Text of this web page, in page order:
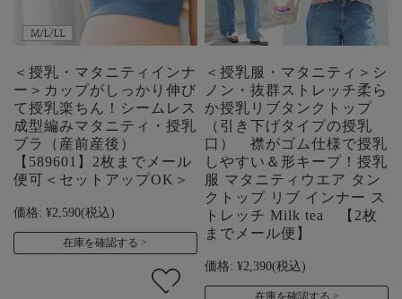
＜授乳・マタニティインナ
ー＞カップがしっかり伸び
て授乳楽ちん！シームレス
成型編みマタニティ・授乳
ブラ（産前産後）
【589601】2枚までメール
便可＜セットアップOK＞
価格: ¥2,590(税込)
在庫を確認する
＜授乳服・マタニティ＞シ
ノン・抜群ストレッチ柔ら
か授乳リブタンクトップ
（引き下げタイプの授乳
口） 襟がゴム仕様で授乳
しやすい＆形キープ！授乳
服 マタニティウエア タン
クトップ リブ インナー ス
トレッチ Milk tea 【2枚
までメール便】
価格: ¥2,390(税込)